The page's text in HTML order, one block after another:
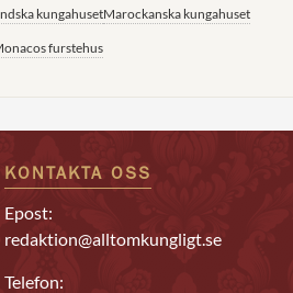
kungahusetMarockanska kungahuset
furstehus
KONTAKTA OSS
Epost:
redaktion@alltomkungligt.se
Telefon: